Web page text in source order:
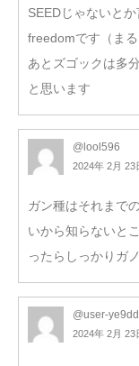
SEEDじゃないと
freedomです（まる
あとズゴックは多
と思います
@lool596
2024年 2月 23
ガン種はそれまで
いから知らないと
ったらしっかりガ
@user-
2024年 2月 23